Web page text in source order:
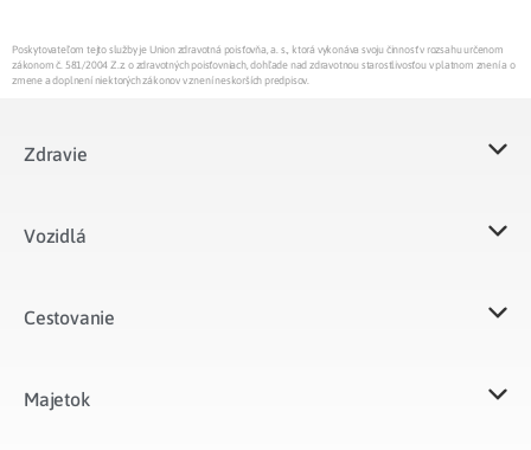
Poskytovateľom tejto služby je Union zdravotná poisťovňa, a. s., ktorá vykonáva svoju činnosť v rozsahu určenom
zákonom č. 581/2004 Z.z. o zdravotných poisťovniach, dohľade nad zdravotnou starostlivosťou v platnom znení a o
zmene a doplnení niektorých zákonov v znení neskorších predpisov.
Zdravie
Vozidlá​
Cestovanie
Majetok​